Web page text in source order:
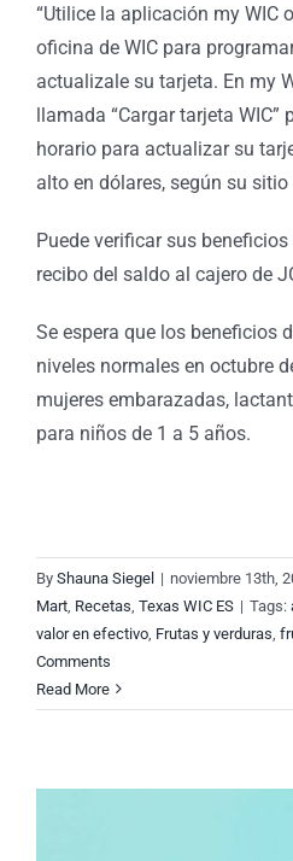
“Utilice la aplicación my WIC
oficina de WIC para
actualizale su tarjeta. En my
llamada “Cargar tarjeta WIC”
horario para actualizar su
alto en dólares, según su sitio
Puede verificar sus
recibo del saldo al cajero de
Se espera que los beneficios
niveles normales en octubre
mujeres embarazadas,
para niños de 1 a 5 años.
By Shauna Siegel | noviembre 13th,
Mart Recetas Texas WIC ES | Tags:
valor en efectivo Frutas y verduras
Comments
Read More